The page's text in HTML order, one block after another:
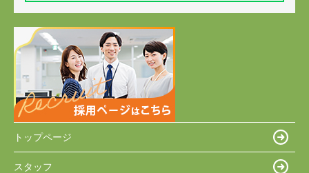
トップページ
スタッフ